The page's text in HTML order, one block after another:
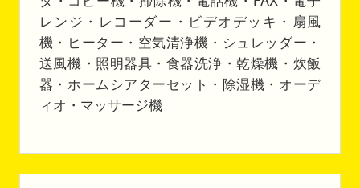
レンジ・レコーダー・ビデオデッキ・扇風
機・ヒーター・空気清浄機・シュレッダー・
送風機・照明器具・食器洗浄・乾燥機・炊飯
器・ホームシアターセット・除湿機・オーデ
ィオ・マッサージ機